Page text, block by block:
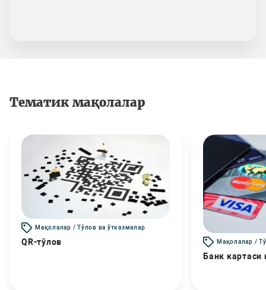
Тематик мақолалар
Мақолалар / Тўлов ва ўтказмалар
QR-тўлов Мақолалар /
Банк картаси